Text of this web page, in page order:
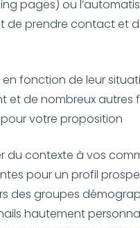
pages) ou
de prendre contact et
en fonction de leur
et de nombreux autres
votre proposition
du contexte à vos
pour un profil
des groupes
hautement